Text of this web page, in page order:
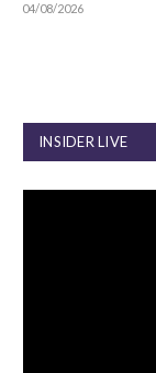
04/08/2026
INSIDER LIVE